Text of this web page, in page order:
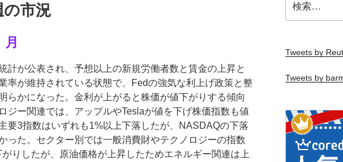
の市況
計が公表され、予想以上の新規労働者数と賃金の上昇と
率が維持されている状態で、Fedの強気な利上げ政策と整
らかになった。金利が上がると株価が値下がりする傾向
ジー関連では、アップルやTeslaが値を下げ株価指数も値
要3指数はいずれも1%以上下落したが、NASDAQの下落
った。セクター別では一般消費財やテクノロジーの指数
りしたが、原油価格が上昇したためエネルギー関連は上
索:
Tweets by
Tweets by